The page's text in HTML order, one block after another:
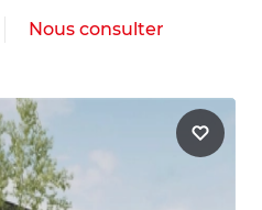
Nous consulter